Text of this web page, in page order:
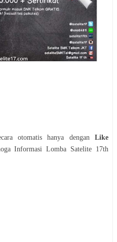
otomatis hanya dengan Like
InformasiLomba Satelite 17th